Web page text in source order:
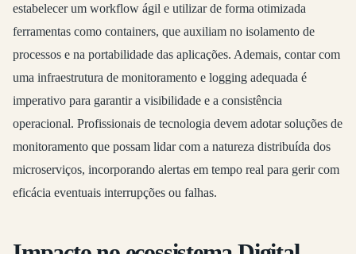
estabelecer um workflow ágil e utilizar de forma otimizada
ferramentas como containers, que auxiliam no isolamento de
processos e na portabilidade das aplicações. Ademais, contar com
uma infraestrutura de monitoramento e logging adequada é
imperativo para garantir a visibilidade e a consistência
operacional. Profissionais de tecnologia devem adotar soluções de
monitoramento que possam lidar com a natureza distribuída dos
microserviços, incorporando alertas em tempo real para gerir com
eficácia eventuais interrupções ou falhas.